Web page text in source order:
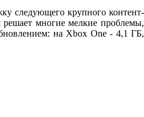
следующего крупного контент-
многие мелкие проблемы,
на Xbox One - 4,1 ГБ,